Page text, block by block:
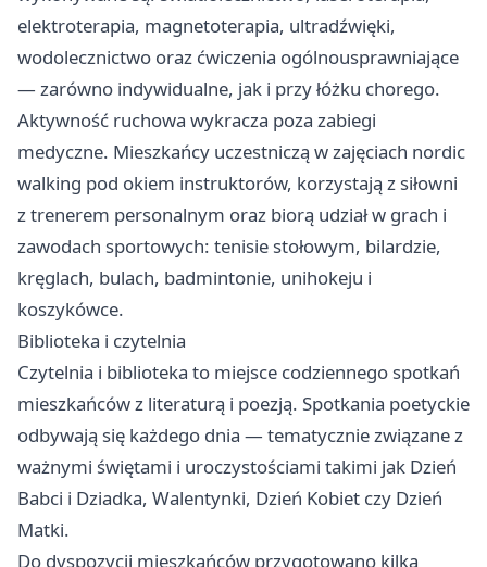
elektroterapia, magnetoterapia, ultradźwięki,
wodolecznictwo oraz ćwiczenia ogólnousprawniające
— zarówno indywidualne, jak i przy łóżku chorego.
Aktywność ruchowa wykracza poza zabiegi
medyczne. Mieszkańcy uczestniczą w zajęciach nordic
walking pod okiem instruktorów, korzystają z siłowni
z trenerem personalnym oraz biorą udział w grach i
zawodach sportowych: tenisie stołowym, bilardzie,
kręglach, bulach, badmintonie, unihokeju i
koszykówce.
Biblioteka i czytelnia
Czytelnia i biblioteka to miejsce codziennego spotkań
mieszkańców z literaturą i poezją. Spotkania poetyckie
odbywają się każdego dnia — tematycznie związane z
ważnymi świętami i uroczystościami takimi jak Dzień
Babci i Dziadka, Walentynki, Dzień Kobiet czy Dzień
Matki.
Do dyspozycji mieszkańców przygotowano kilka